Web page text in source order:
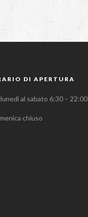
DI APERTURA
al sabato 6:30 – 22:00
chiuso